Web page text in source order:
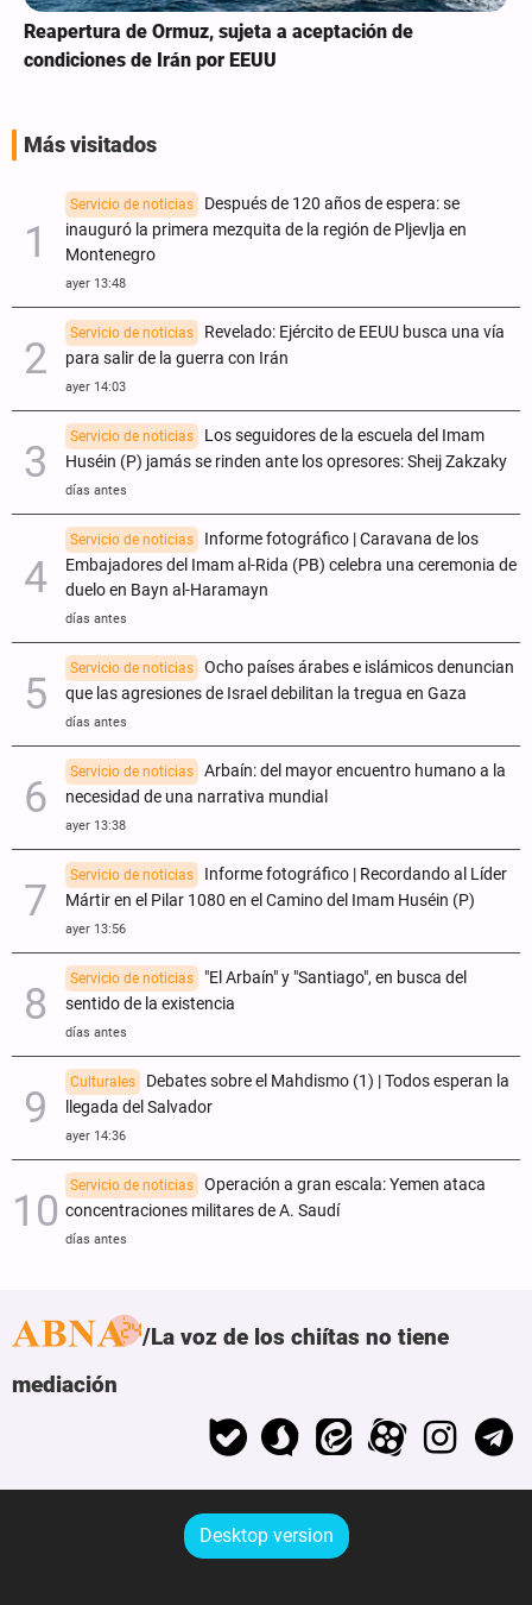
Reapertura de Ormuz, sujeta a aceptación de
condiciones de Irán por EEUU
Más visitados
Servicio de noticias
Después de 120 años de espera: se
inauguró la primera mezquita de la región de Pljevlja en
Montenegro
ayer 13:48
Servicio de noticias
Revelado: Ejército de EEUU busca una vía
para salir de la guerra con Irán
ayer 14:03
Servicio de noticias
Los seguidores de la escuela del Imam
Huséin (P) jamás se rinden ante los opresores: Sheij Zakzaky
días antes
Servicio de noticias
Informe fotográfico | Caravana de los
Embajadores del Imam al-Rida (PB) celebra una ceremonia de
duelo en Bayn al-Haramayn
días antes
Servicio de noticias
Ocho países árabes e islámicos denuncian
que las agresiones de Israel debilitan la tregua en Gaza
días antes
Servicio de noticias
Arbaín: del mayor encuentro humano a la
necesidad de una narrativa mundial
ayer 13:38
Servicio de noticias
Informe fotográfico | Recordando al Líder
Mártir en el Pilar 1080 en el Camino del Imam Huséin (P)
ayer 13:56
Servicio de noticias
"El Arbaín" y "Santiago", en busca del
sentido de la existencia
días antes
Culturales
Debates sobre el Mahdismo (1) | Todos esperan la
llegada del Salvador
ayer 14:36
Servicio de noticias
Operación a gran escala: Yemen ataca
concentraciones militares de A. Saudí
días antes
La voz de los chiítas no tiene
mediación
Desktop version